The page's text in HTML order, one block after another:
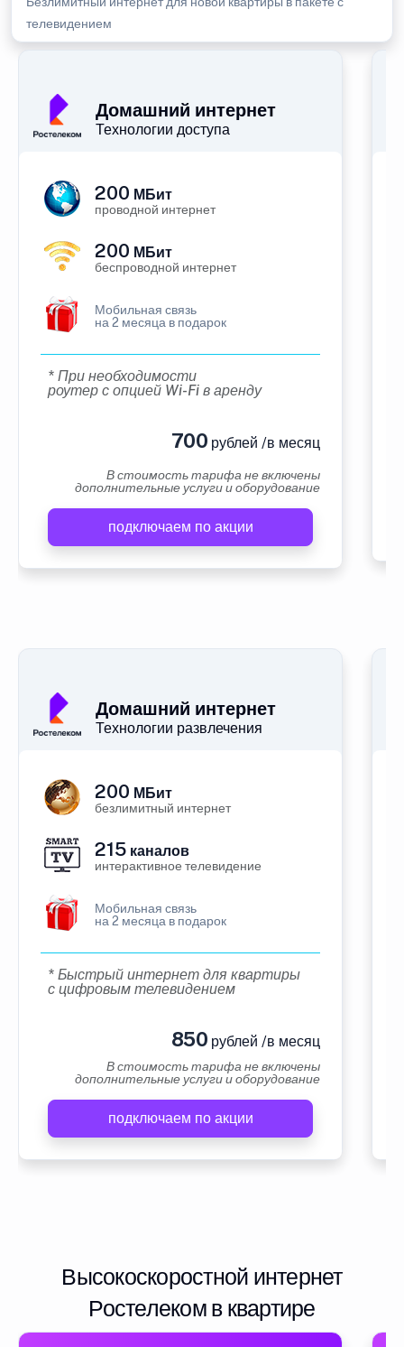
телевидением
Домашний интернет
Технологии доступа
200 МБит
проводной интернет
200 МБит
беспроводной интернет
Мобильная связь
на 2 месяца в подарок
* При необходимости
роутер с опцией Wi-Fi в аренду
700 рублей /в месяц
В стоимость тарифа не включены
дополнительные услуги и оборудование
подключаем по акции
Домашний интернет
Технологии развлечения
200 МБит
безлимитный интернет
215 каналов
интерактивное телевидение
Мобильная связь
на 2 месяца в подарок
* Быстрый интернет для квартиры
с цифровым телевидением
850 рублей /в месяц
В стоимость тарифа не включены
дополнительные услуги и оборудование
подключаем по акции
Высокоскоростной интернет
Ростелеком в квартире